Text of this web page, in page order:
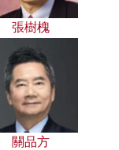
張樹槐
關品方